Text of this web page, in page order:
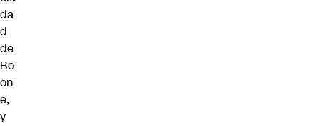
da
d
de
Bo
on
e,
y